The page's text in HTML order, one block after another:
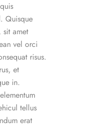
Quisque
sit amet
vel orci
risus.
et
in.
tellus
erat